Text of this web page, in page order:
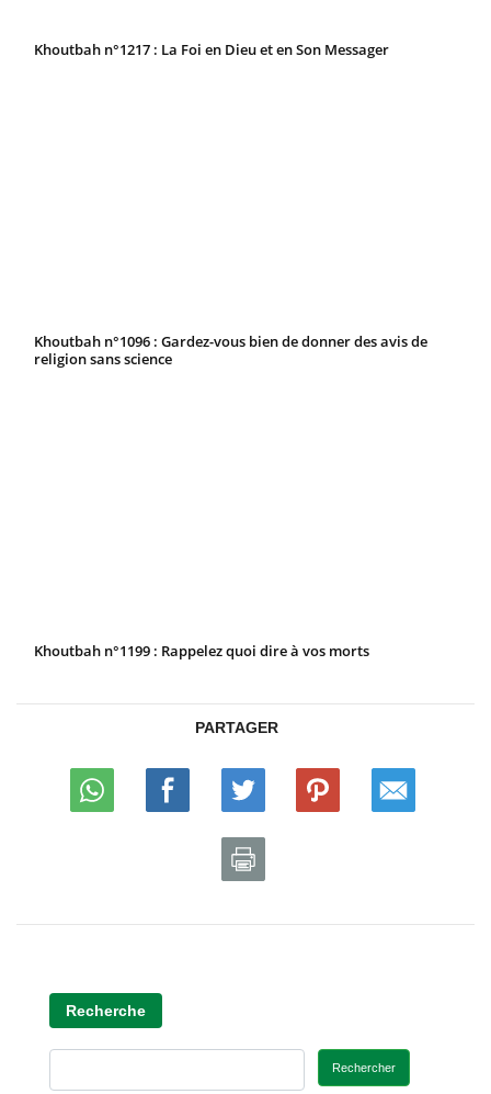
Khoutbah n°1217 : La Foi en Dieu et en Son Messager
Khoutbah n°1096 : Gardez-vous bien de donner des avis de
religion sans science
Khoutbah n°1199 : Rappelez quoi dire à vos morts
PARTAGER
Recherche
Rechercher